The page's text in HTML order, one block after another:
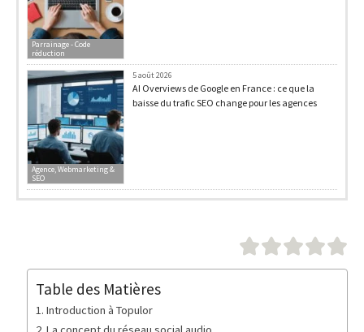
Parrainage - Code
réduction
Agence, Webmarketing &
SEO
5 août 2026
AI Overviews de Google en France : ce que la
baisse du trafic SEO change pour les agences
Table des Matières
Introduction à Topulor